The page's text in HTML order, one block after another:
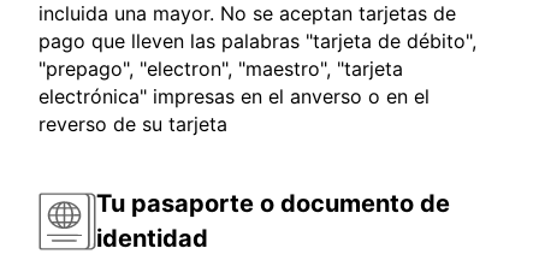
incluida una mayor. No se aceptan tarjetas de
pago que lleven las palabras "tarjeta de débito",
"prepago", "electron", "maestro", "tarjeta
electrónica" impresas en el anverso o en el
reverso de su tarjeta
Tu pasaporte o documento de
identidad